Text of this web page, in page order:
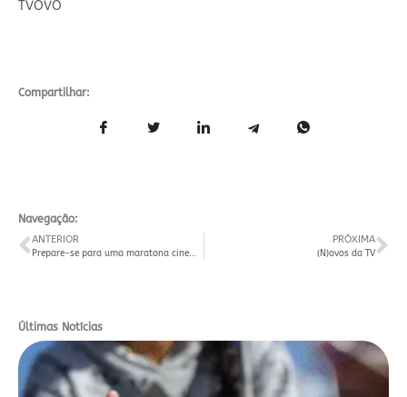
TVOVO
Compartilhar:
Navegação:
ANTERIOR
Prepare-se para uma maratona cinematográfica
PRÓXIMA
(N)ovos da TV
Últimas Notícias